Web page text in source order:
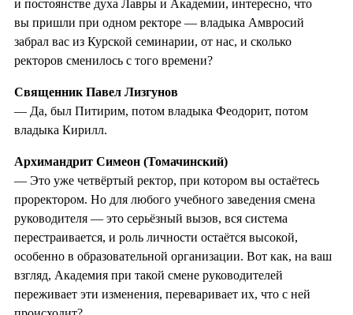
и постоянстве духа Лавры и Академии, интересно, что
вы пришли при одном ректоре — владыка Амвросий
забрал вас из Курской семинарии, от нас, и сколько
ректоров сменилось с того времени?
Священник Павел Лизгунов
— Да, был Питирим, потом владыка Феодорит, потом
владыка Кирилл.
Архимандрит Симеон (Томачинский)
— Это уже четвёртый ректор, при котором вы остаётесь
проректором. Но для любого учебного заведения смена
руководителя — это серьёзный вызов, вся система
перестраивается, и роль личности остаётся высокой,
особенно в образовательной организации. Вот как, на ваш
взгляд, Академия при такой смене руководителей
переживает эти изменения, переваривает их, что с ней